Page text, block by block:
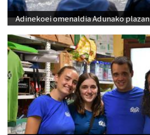
Adinekoei omenaldia Adunako plazan